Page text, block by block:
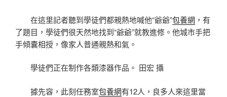
在這里記者聽到學徒們都親熱地喊他“爺爺”包養網 ，有
了題目，學徒們很天然地找到“爺爺”就教進修。他城市手把
手傾囊相授，像家人普通親熱和氣。
學徒們正在制作各類漆器作品。 田宏 攝
據先容，此刻任務室包養網有12人，良多人來這里當